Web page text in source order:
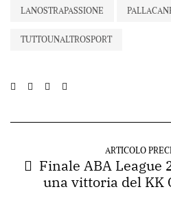
LANOSTRAPASSIONE
TUTTOUNALTROSPORT
ARTICOLO
Finale ABA League
una vittoria del KK